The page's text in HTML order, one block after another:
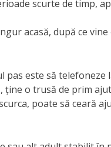
scurte de timp,
acasă, după ce vine
pas este să telefoneze
ţine o trusă de prim
poate să ceară